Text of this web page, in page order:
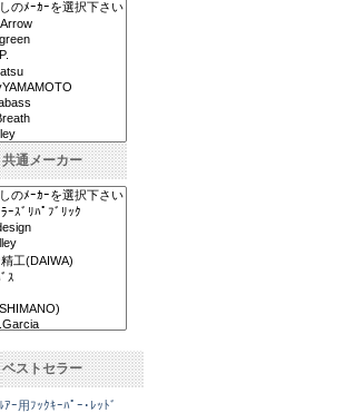
共通メーカー
ベストセラー
ｱｰ用ﾌｯｸｷｰﾊﾟｰ･ﾚｯﾄﾞ